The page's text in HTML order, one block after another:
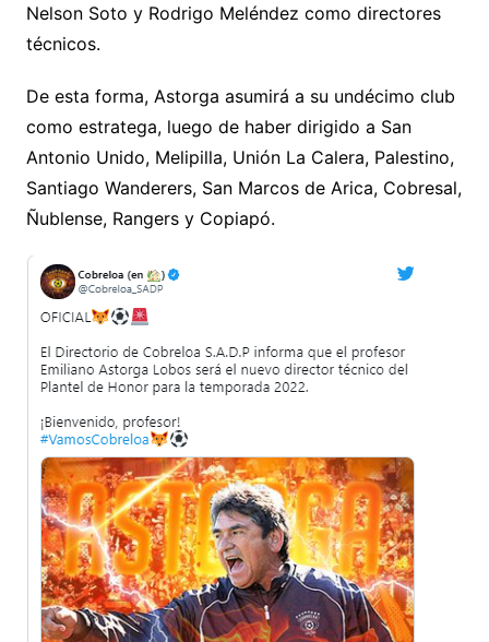
Nelson Soto y Rodrigo Meléndez como directores
técnicos.
De esta forma, Astorga asumirá a su undécimo club
como estratega, luego de haber dirigido a San
Antonio Unido, Melipilla, Unión La Calera, Palestino,
Santiago Wanderers, San Marcos de Arica, Cobresal,
Ñublense, Rangers y Copiapó.